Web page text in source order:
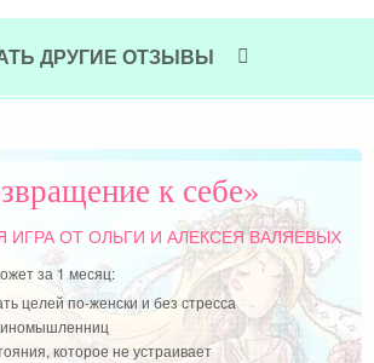
ДРУГИЕ ОТЗЫВЫ
к себе»
ИГРАОТ ОЛЬГИ И АЛЕКСЕЯ ВАЛЯЕВЫХ
за 1 месяц:
целей по-женски и без стресса
которое не устраивает